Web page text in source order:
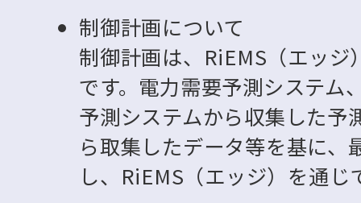
制御計画について
制御計画は、RiEMS（エッ
です。電力需要予測システム
予測システムから収集した予
ら取集したデータ等を基に
し、RiEMS（エッジ）を通